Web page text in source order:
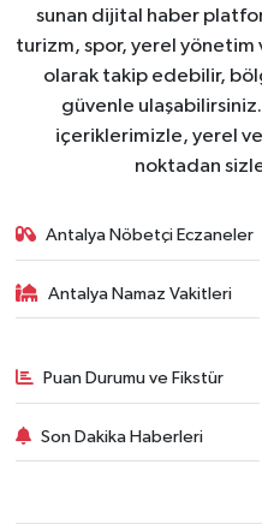
sunan dijital haber
turizm, spor, yerel yönetim
olarak takip edebilir,
güvenle ulaşabilirsiniz.
içeriklerimizle, yerel
noktadan
Antalya Nöbetçi Eczaneler
Antalya Namaz Vakitleri
Puan Durumu ve Fikstür
Son Dakika Haberleri